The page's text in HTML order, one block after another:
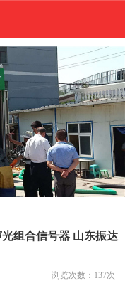
组合信号器 山东振达
浏览次数： 137次